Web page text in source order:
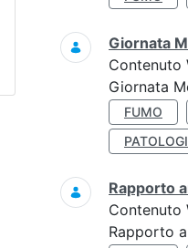
Giornata
Contenuto
Giornata
FUMO
Rapporto
Contenuto
Rapporto